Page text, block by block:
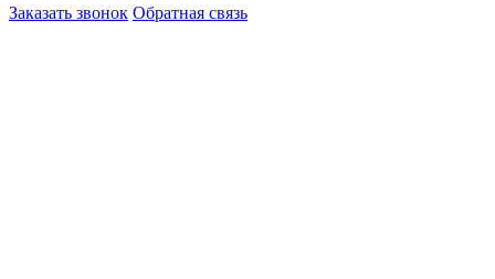
Заказать звонок Обратная связь